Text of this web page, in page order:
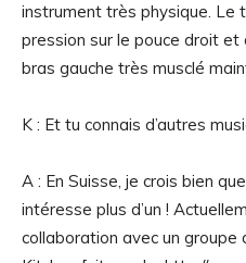
instrument très physique. Le
pression sur le pouce droit et
bras gauche très musclé
K : Et tu connais d’autres
A : En Suisse, je crois bien
intéresse plus d’un !
collaboration avec un groupe